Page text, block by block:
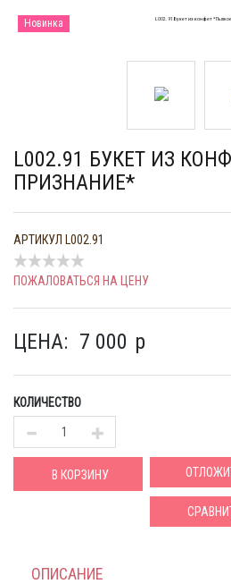
Новинка
L002.91 БУКЕТ ИЗ
ПРИЗНАНИЕ*
АРТИКУЛ L002.91
ПОЖАЛОВАТЬСЯ НА ЦЕНУ
ЦЕНА: 7 000 p
КОЛИЧЕСТВО
В КОРЗИНУ
ОПИСАНИЕ